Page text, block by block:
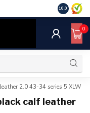
10.0
0
2.0 43-34 series 5 XLW
calf leather